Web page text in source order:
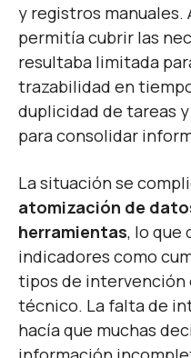
y registros manuales.
permitía cubrir las
resultaba limitada
trazabilidad en
duplicidad de tareas
para consolidar
La situación se
atomización de
herramientas, lo que
indicadores como
tipos de intervención
técnico. La falta de
hacía que muchas